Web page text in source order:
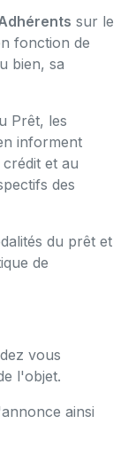
sur le
fonction de
bien, sa
Prêt, les
informent
et au
des
du prêt et
de
vous
l'objet.
ainsi